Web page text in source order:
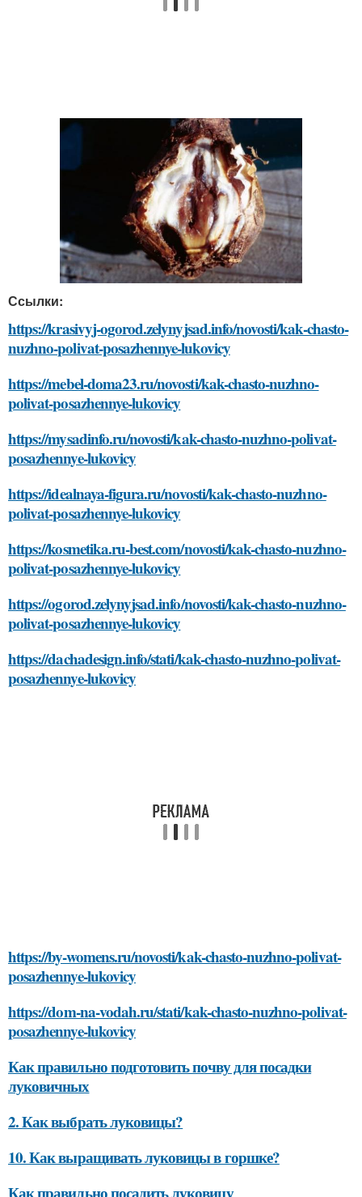
Ссылки:
https://krasivyj-ogorod.zelynyjsad.info/novosti/kak-chasto-
nuzhno-polivat-posazhennye-lukovicy
https://mebel-doma23.ru/novosti/kak-chasto-nuzhno-
polivat-posazhennye-lukovicy
https://mysadinfo.ru/novosti/kak-chasto-nuzhno-polivat-
posazhennye-lukovicy
https://idealnaya-figura.ru/novosti/kak-chasto-nuzhno-
polivat-posazhennye-lukovicy
https://kosmetika.ru-best.com/novosti/kak-chasto-nuzhno-
polivat-posazhennye-lukovicy
https://ogorod.zelynyjsad.info/novosti/kak-chasto-nuzhno-
polivat-posazhennye-lukovicy
https://dachadesign.info/stati/kak-chasto-nuzhno-polivat-
posazhennye-lukovicy
https://by-womens.ru/novosti/kak-chasto-nuzhno-polivat-
posazhennye-lukovicy
https://dom-na-vodah.ru/stati/kak-chasto-nuzhno-polivat-
posazhennye-lukovicy
Как правильно подготовить почву для посадки
луковичных
2. Как выбрать луковицы?
10. Как выращивать луковицы в горшке?
Как правильно посадить луковицу